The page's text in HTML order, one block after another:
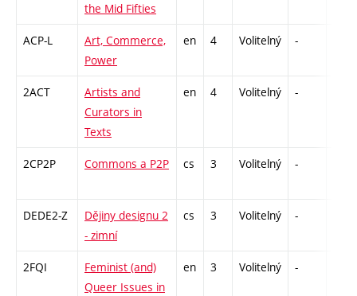
the Mid Fifties
ACP-L
Art, Commerce,
Power
en 4 Volitelný -
2ACT
Artists and
Curators in
Texts
en 4 Volitelný -
2CP2P Commons a P2P cs 3 Volitelný -
DEDE2-Z
Dějiny designu 2
- zimní
cs 3 Volitelný -
2FQI
Feminist (and)
Queer Issues in
en 3 Volitelný -